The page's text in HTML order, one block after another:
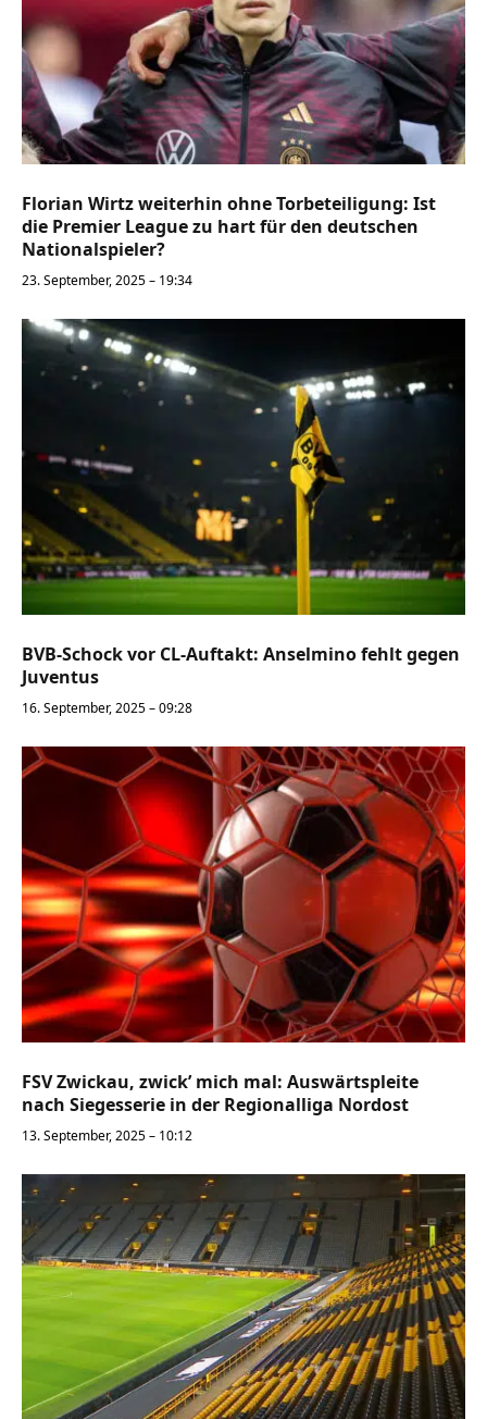
Florian Wirtz weiterhin ohne Torbeteiligung: Ist
die Premier League zu hart für den deutschen
Nationalspieler?
23. September, 2025 – 19:34
BVB-Schock vor CL-Auftakt: Anselmino fehlt gegen
Juventus
16. September, 2025 – 09:28
FSV Zwickau, zwick’ mich mal: Auswärtspleite
nach Siegesserie in der Regionalliga Nordost
13. September, 2025 – 10:12